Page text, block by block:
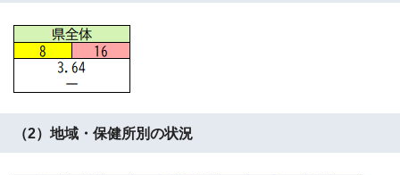
（2）地域・保健所別の状況